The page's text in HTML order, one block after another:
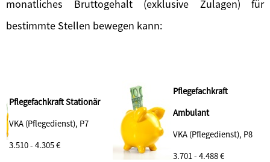
monatliches Bruttogehalt (exklusive Zulagen) für
bestimmte Stellen bewegen kann:
Pflegefachkraft Stationär
VKA (Pflegedienst), P7
3.510 - 4.305 €
Pflegefachkraft
Ambulant
VKA (Pflegedienst), P8
3.701 - 4.488 €